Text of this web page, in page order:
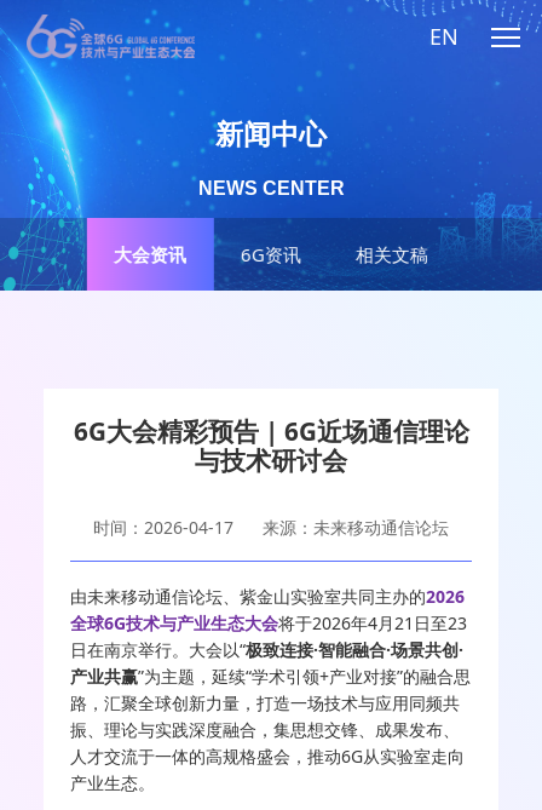
EN
大会资讯 6G资讯 相关文稿
新闻中心
NEWS CENTER
6G大会精彩预告 | 6G近场通信理论
与技术研讨会
时间：2026-04-17 来源：未来移动通信论坛
由未来移动通信论坛、紫金山实验室共同主办的2026
全球6G技术与产业生态大会将于2026年4月21日至23
日在南京举行。大会以“极致连接·智能融合·场景共创·
产业共赢”为主题，延续“学术引领+产业对接”的融合思
路，汇聚全球创新力量，打造一场技术与应用同频共
振、理论与实践深度融合，集思想交锋、成果发布、
人才交流于一体的高规格盛会，推动6G从实验室走向
产业生态。